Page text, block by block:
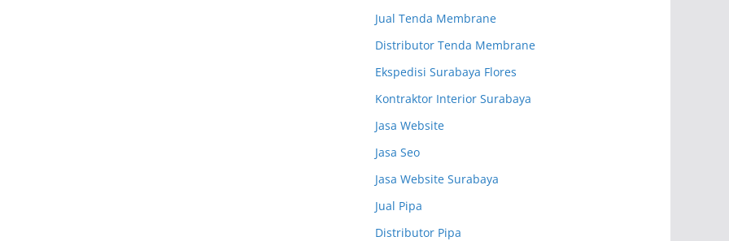
Jual Tenda Membrane
Distributor Tenda Membrane
Ekspedisi Surabaya Flores
Kontraktor Interior Surabaya
Jasa Website
Jasa Seo
Jasa Website Surabaya
Jual Pipa
Distributor Pipa